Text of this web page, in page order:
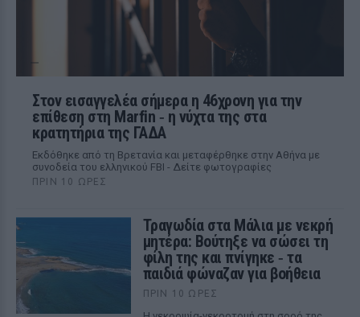
Στον εισαγγελέα σήμερα η 46χρονη για την
επίθεση στη Marfin ‑ η νύχτα της στα
κρατητήρια της ΓΑΔΑ
Εκδόθηκε από τη Βρετανία και μεταφέρθηκε στην Αθήνα με
συνοδεία του ελληνικού FBI - Δείτε φωτογραφίες
ΠΡΙΝ 10 ΏΡΕΣ
Τραγωδία στα Μάλια με νεκρή
μητέρα: Βούτηξε να σώσει τη
φίλη της και πνίγηκε ‑ τα
παιδιά φώναζαν για βοήθεια
ΠΡΙΝ 10 ΏΡΕΣ